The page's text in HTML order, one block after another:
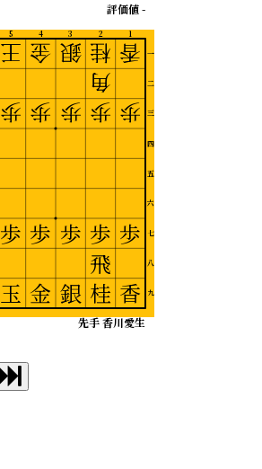
1
2
3
4
5
一
二
三
四
五
六
七
八
九
先手 香川愛生
評価値 -
香
歩
歩
香
桂
角
歩
歩
飛
桂
銀
歩
歩
銀
金
歩
歩
金
王
歩
歩
玉